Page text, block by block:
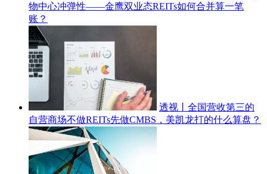
物中心冲弹性——金鹰双业态REITs如何合并算一笔
账？
透视丨‌‌全国营收第三的
自营商场不做REITs先做CMBS，美凯龙打的什么算盘？